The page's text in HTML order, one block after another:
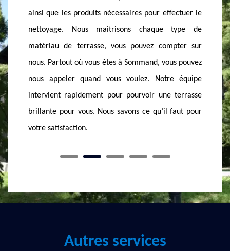
le
type de
sur
pouvez
équipe
terrasse
faut pour
Il existe de terrasse en brique, en pierre, en dalle,
en bois, etc. Sur ce, nos professionnels appliquent
des produits de nettoyants de qualité pour rendre
votre extérieur sublime. Nous pouvons aussi vous
conseiller pour les petits entretiens journaliers.
Faites-nous confiance, nous pouvons venir chez vous
rapidement partout dans le 74440 pour vous aider
à prix minime.
n’a
une
Autres services